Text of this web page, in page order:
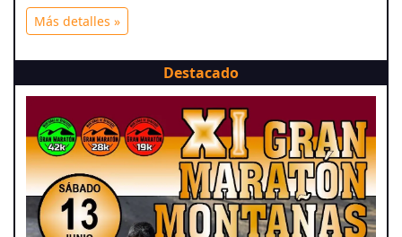
Más detalles »
Destacado